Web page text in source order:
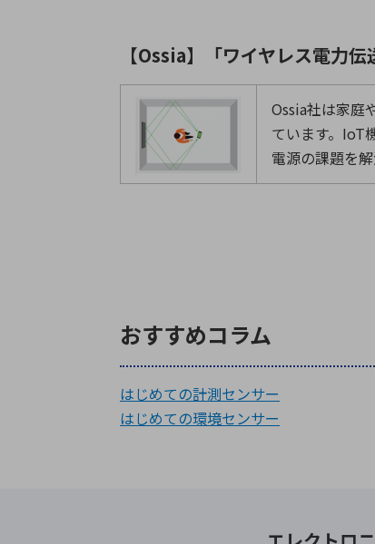
【Ossia】「ワイヤレス電力
Ossia社は家庭
ています。IoT
電源の課題を
おすすめコラム
はじめての計測センサー
はじめての環境センサー